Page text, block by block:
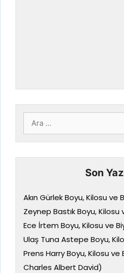
için
ara
Son
Akın Gürlek Boyu, Kilosu ve
Zeynep Bastık Boyu,
Ece İrtem Boyu, Kilosu ve
Ulaş Tuna Astepe Boyu,
Prens Harry Boyu, Kilosu
Charles Albert David)